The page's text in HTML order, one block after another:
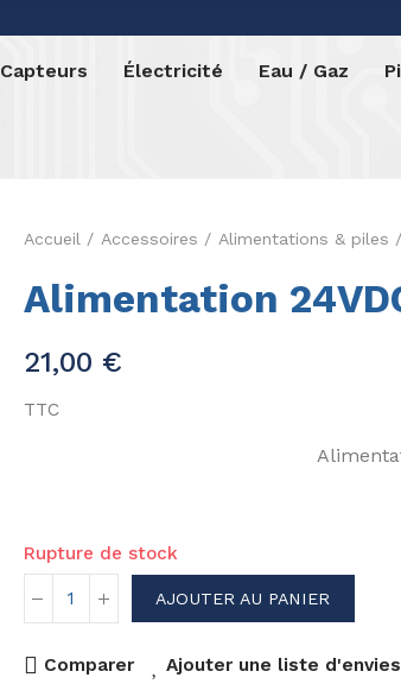
Capteurs Électricité Eau / Gaz
Accueil Accessoires Alimentations & piles
Alimentation
21,00 €
TTC
Rupture de stock
AJOUTER AU PANIER
Comparer Ajouter une liste d'envies